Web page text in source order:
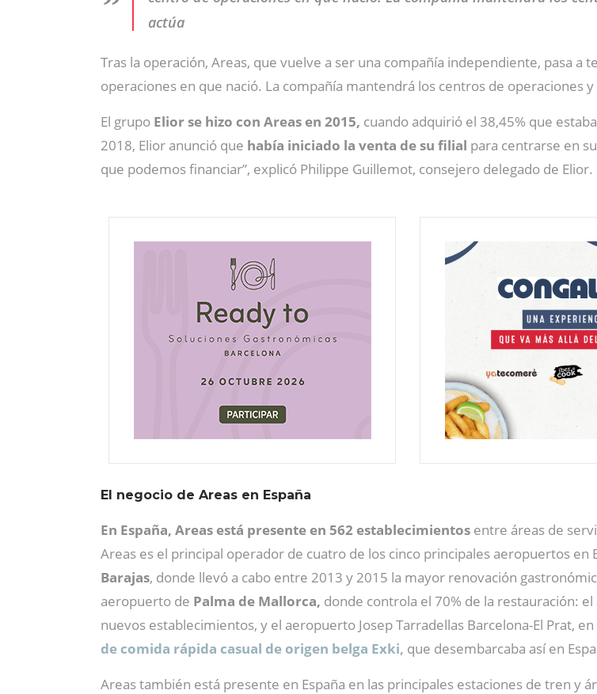
actúa
Tras la operación, Areas, que vuelve a ser una compañía independiente, pasa a
operaciones en que nació. La compañía mantendrá los centros de operaciones
El grupo Elior se hizo con Areas en 2015, cuando adquirió el 38,45% que
2018, Elior anunció que había iniciado la venta de su filial para centrarse en
que podemos financiar”, explicó Philippe Guillemot, consejero delegado de Elior.
El negocio de Areas en España
En España, Areas está presente en 562 establecimientos entre áreas de
Areas es el principal operador de cuatro de los cinco principales aeropuertos
Barajas, donde llevó a cabo entre 2013 y 2015 la mayor renovación
aeropuerto de Palma de Mallorca, donde controla el 70% de la restauración:
nuevos establecimientos, y el aeropuerto Josep Tarradellas Barcelona-El Prat,
de comida rápida casual de origen belga Exki, que desembarcaba así en
Areas también está presente en España en las principales estaciones de tren y